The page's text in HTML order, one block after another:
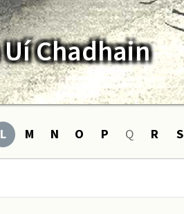
Uí Chadhain
L M N O P Q R S